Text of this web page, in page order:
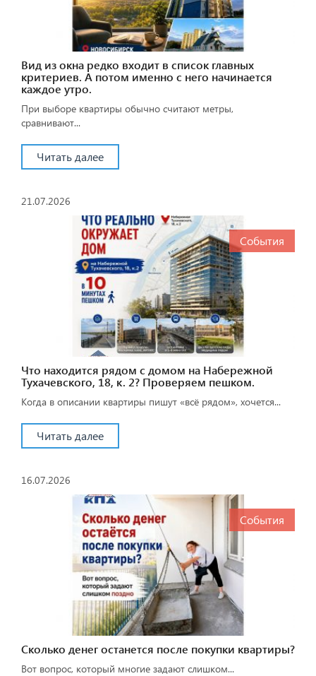
Вид из окна редко входит в список главных
критериев. А потом именно с него начинается
каждое утро.
При выборе квартиры обычно считают метры,
сравнивают...
Читать далее
21.07.2026
События
Что находится рядом с домом на Набережной
Тухачевского, 18, к. 2? Проверяем пешком.
Когда в описании квартиры пишут «всё рядом», хочется...
Читать далее
16.07.2026
События
Сколько денег останется после покупки квартиры?
Вот вопрос, который многие задают слишком...